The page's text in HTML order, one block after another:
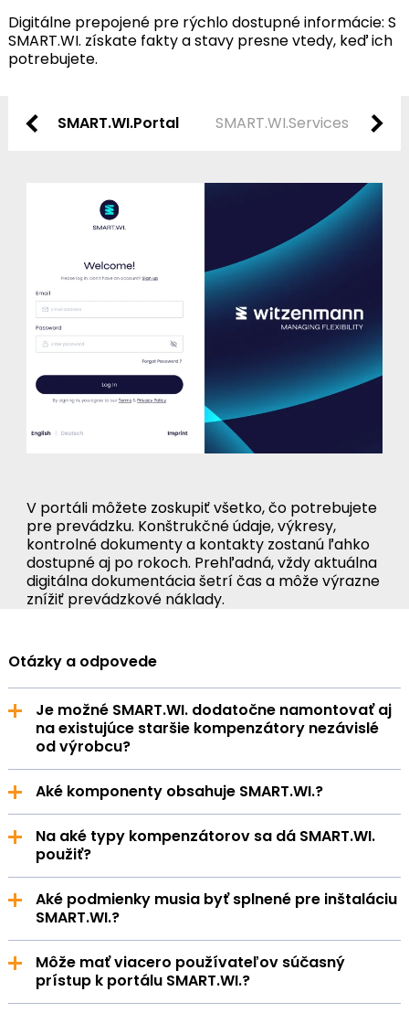
Digitálne prepojené pre rýchlo dostupné informácie: S
SMART.WI. získate fakty a stavy presne vtedy, keď ich
potrebujete.
SMART.WI.Portal SMART.WI.Services
V portáli môžete zoskupiť všetko, čo potrebujete
pre prevádzku. Konštrukčné údaje, výkresy,
kontrolné dokumenty a kontakty zostanú ľahko
dostupné aj po rokoch. Prehľadná, vždy aktuálna
digitálna dokumentácia šetrí čas a môže výrazne
znížiť prevádzkové náklady.
Otázky a odpovede
Je možné SMART.WI. dodatočne namontovať aj
na existujúce staršie kompenzátory nezávislé
od výrobcu?
môže sa používať s kompenzátormi rôznych
dodávateľov. Je možné ju namontovať aj na staršie
kompenzátory, pretože je navrhnutá ako
retrofitové riešenie.
Aké komponenty obsahuje SMART.WI.?
doplnkových služieb.
Na aké typy kompenzátorov sa dá SMART.WI.
použiť?
kompenzátorov: uhlové, axiálne a laterálne
kompenzátory (do 350 °C).
Aké podmienky musia byť splnené pre inštaláciu
SMART.WI.?
sú k dispozícii, príslušné technické výkresy.
Môže mať viacero používateľov súčasný
prístup k portálu SMART.WI.?